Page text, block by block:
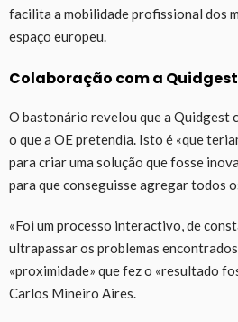
facilita a mobilidade profissional dos
espaço europeu.
Colaboração com a
O bastonário revelou que a Quidgest
o que a OE pretendia. Isto é «que
para criar uma solução que fosse
para que conseguisse agregar todos
«Foi um processo interactivo, de
ultrapassar os problemas
«proximidade» que fez o «resultado
Carlos Mineiro Aires.